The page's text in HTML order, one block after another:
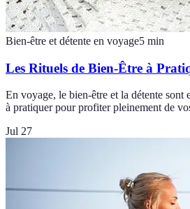
Bien-être et détente en voyage5 min
Les Rituels de Bien-Être à
En voyage, le bien-être et la détente sont
à pratiquer pour profiter pleinement de
Jul 27